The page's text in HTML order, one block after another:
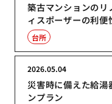
築古マンションの
ィスポーザーの利便
台所
災害時に備えた給湯
ンプラン
2026.05.04